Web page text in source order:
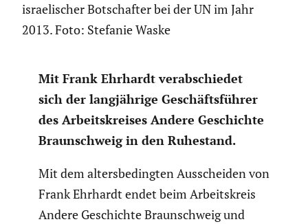
israelischer Botschafter bei der UN im Jahr
2013. Foto: Stefanie Waske
Mit Frank Ehrhardt verab­schiedet
sich der langjäh­rige Geschäfts­führer
des Arbeits­kreises Andere Geschichte
Braun­schweig in den Ruhestand.
Mit dem alters­be­dingten Ausscheiden von
Frank Ehrhardt endet beim Arbeits­kreis
Andere Geschichte Braun­schweig und